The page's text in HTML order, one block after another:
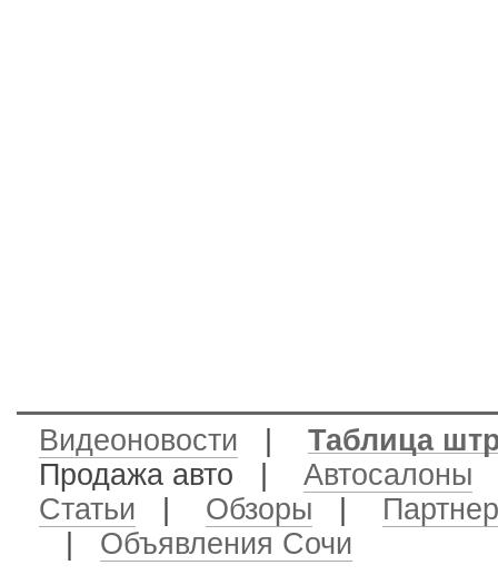
Видеоновости
Таблица
Продажа авто
Автосалоны
Статьи
Обзоры
Объявления Сочи